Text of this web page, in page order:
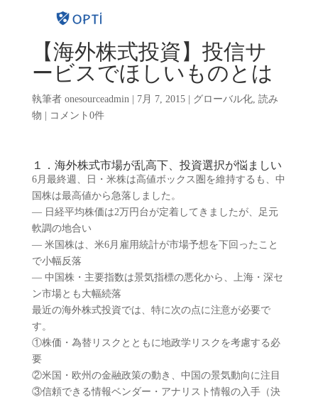
【海外株式投資】投信サ
ービスでほしいものとは
執筆者 onesourceadmin| 7月 7, 2015| グローバル化, 読み
物
コメント0件
１．海外株式市場が乱高下、投資選択が悩ましい
6月最終週、日・米株は高値ボックス圏を維持するも、中
国株は最高値から急落しました。
― 日経平均株価は2万円台が定着してきましたが、足元
軟調の地合い
― 米国株は、米6月雇用統計が市場予想を下回ったこと
で小幅反落
― 中国株・主要指数は景気指標の悪化から、上海・深セ
ン市場とも大幅続落
最近の海外株式投資では、特に次の点に注意が必要で
す。
①株価・為替リスクとともに地政学リスクを考慮する必
要
②米国・欧州の金融政策の動き、中国の景気動向に注目
③信頼できる情報ベンダー・アナリスト情報の入手（決